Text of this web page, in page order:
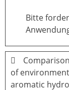
Bitte
of
aromatic